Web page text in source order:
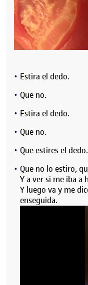
Estira el dedo.
Que no.
Estira el dedo.
Que no.
Que estires el dedo.
Que no lo estiro,
Y a ver si me iba a
Y luego va y me
enseguida.